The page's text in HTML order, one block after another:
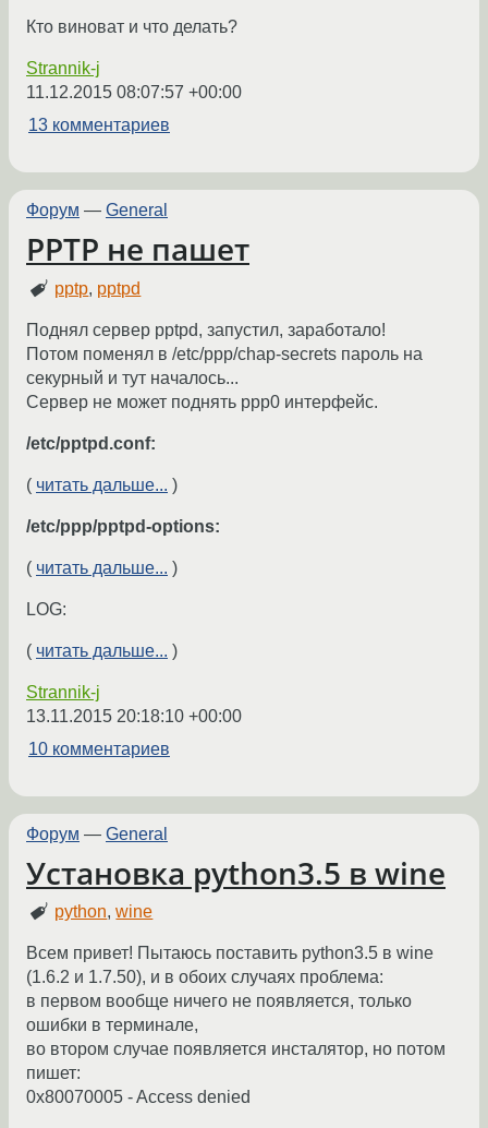
Кто виноват и что делать?
Strannik-j
11.12.2015 08:07:57 +00:00
13 комментариев
Форум — General
PPTP не пашет
pptp, pptpd
Поднял сервер pptpd, запустил, заработало!
Потом поменял в /etc/ppp/chap-secrets пароль на
секурный и тут началось...
Сервер не может поднять ppp0 интерфейс.
/etc/pptpd.conf:
( читать дальше... )
/etc/ppp/pptpd-options:
( читать дальше... )
LOG:
( читать дальше... )
Strannik-j
13.11.2015 20:18:10 +00:00
10 комментариев
Форум — General
Установка python3.5 в wine
python,wine
Всем привет! Пытаюсь поставить python3.5 в wine
(1.6.2 и 1.7.50), и в обоих случаях проблема:
в первом вообще ничего не появляется, только
ошибки в терминале,
во втором случае появляется инсталятор, но потом
пишет:
0x80070005 - Access denied